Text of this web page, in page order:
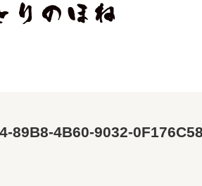
89B8-4B60-9032-